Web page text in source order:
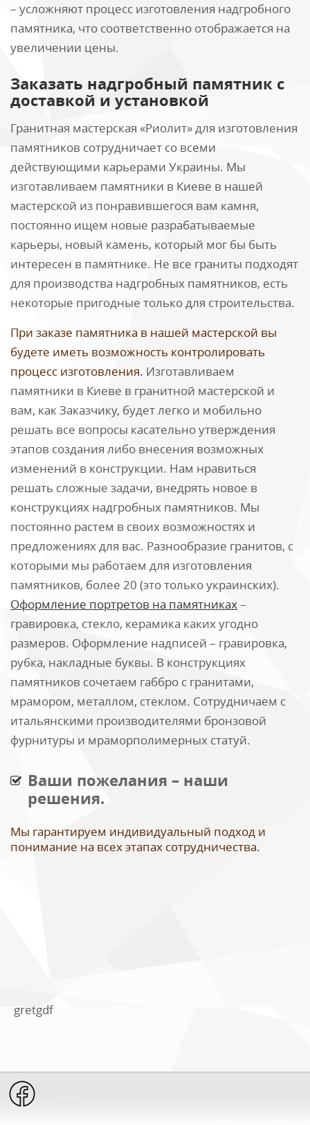
– усложняют процесс изготовления надгробного
памятника, что соответственно отображается на
увеличении цены.
Заказать надгробный памятник с
доставкой и установкой
Гранитная мастерская «Риолит» для изготовления
памятников сотрудничает со всеми
действующими карьерами Украины. Мы
изготавливаем памятники в Киеве в нашей
мастерской из понравившегося вам камня,
постоянно ищем новые разрабатываемые
карьеры, новый камень, который мог бы быть
интересен в памятнике. Не все граниты подходят
для производства надгробных памятников, есть
некоторые пригодные только для строительства.
При заказе памятника в нашей мастерской вы
будете иметь возможность контролировать
процесс изготовления. Изготавливаем
памятники в Киеве в гранитной мастерской и
вам, как Заказчику, будет легко и мобильно
решать все вопросы касательно утверждения
этапов создания либо внесения возможных
изменений в конструкции. Нам нравиться
решать сложные задачи, внедрять новое в
конструкциях надгробных памятников. Мы
постоянно растем в своих возможностях и
предложениях для вас. Разнообразие гранитов, с
которыми мы работаем для изготовления
памятников, более 20 (это только украинских).
Оформление портретов на памятниках–
гравировка, стекло, керамика каких угодно
размеров. Оформление надписей – гравировка,
рубка, накладные буквы. В конструкциях
памятников сочетаем габбро с гранитами,
мрамором, металлом, стеклом. Сотрудничаем с
итальянскими производителями бронзовой
фурнитуры и мраморполимерных статуй.
Ваши пожелания – наши
решения.
Мы гарантируем индивидуальный подход и
понимание на всех этапах сотрудничества.
gretgdf